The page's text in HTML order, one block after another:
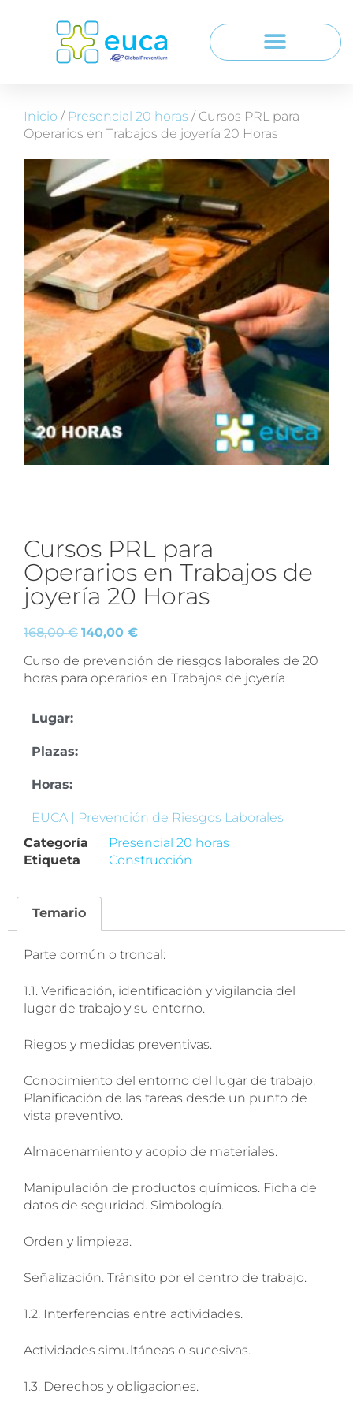
Inicio / Presencial 20 horas / Cursos PRL para
Operarios en Trabajos de joyería 20 Horas
Cursos PRL para
Operarios en Trabajos de
joyería 20 Horas
168,00€ 140,00 €
Curso de prevención de riesgos laborales de 20
horas para operarios en Trabajos de joyería
Lugar:
Plazas:
Horas:
EUCA | Prevención de Riesgos Laborales
Categoría
Presencial 20 horas
Etiqueta
Construcción
Temario
Parte común o troncal:
1.1. Verificación, identificación y vigilancia del
lugar de trabajo y su entorno.
Riegos y medidas preventivas.
Conocimiento del entorno del lugar de trabajo.
Planificación de las tareas desde un punto de
vista preventivo.
Almacenamiento y acopio de materiales.
Manipulación de productos químicos. Ficha de
datos de seguridad. Simbología.
Orden y limpieza.
Señalización. Tránsito por el centro de trabajo.
1.2. Interferencias entre actividades.
Actividades simultáneas o sucesivas.
1.3. Derechos y obligaciones.